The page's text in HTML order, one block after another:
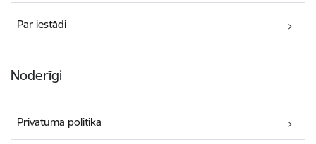
Par iestādi
Noderīgi
Privātuma politika